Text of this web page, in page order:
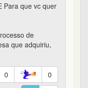
Para que vc quer
de
que adquiriu,
0 0